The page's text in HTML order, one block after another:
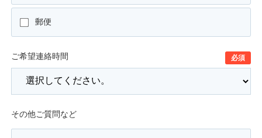
郵便
ご希望連絡時間 必須
その他ご質問など